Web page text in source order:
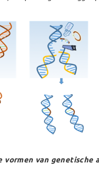
vormen van genetische